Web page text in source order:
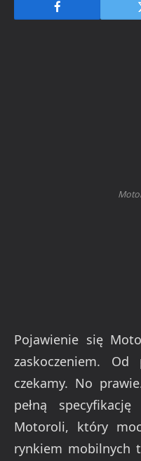
Pojawienie się
zaskoczeniem.
czekamy. No
pełną
Motoroli, który
rynkiem mobilnych